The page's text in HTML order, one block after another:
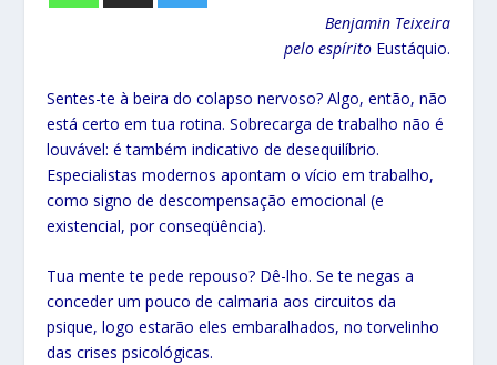
Benjamin Teixeira
pelo espíritoEustáquio.
Sentes-te à beira do colapso nervoso? Algo, então, não
está certo em tua rotina. Sobrecarga de trabalho não é
louvável: é também indicativo de desequilíbrio.
Especialistas modernos apontam o vício em trabalho,
como signo de descompensação emocional (e
existencial, por conseqüência).
Tua mente te pede repouso? Dê-lho. Se te negas a
conceder um pouco de calmaria aos circuitos da
psique, logo estarão eles embaralhados, no torvelinho
das crises psicológicas.